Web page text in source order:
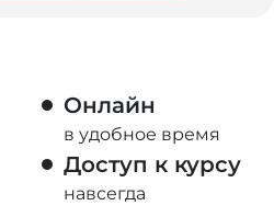
Онлайн
в удобное время
Доступ к курсу
навсегда